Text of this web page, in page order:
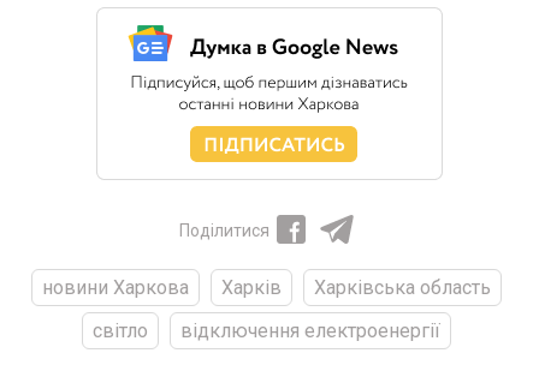
Поділитися
новини Харкова Харків
Харківська область
світло
відключення електроенергії